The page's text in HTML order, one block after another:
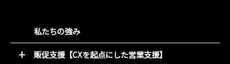
私たちの強み
販促支援【CXを起点にした営業支援】